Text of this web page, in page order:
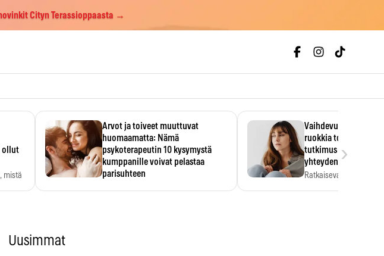
Cityn Terassioppaasta →
ollut
mistä
Arvot ja toiveet muuttuvat
huomaamatta: Nämä
psykoterapeutin 10 kysymystä
kumppanille voivat pelastaa
parisuhteen
Vaihdevuodet ja
ruokkia toisiaan –
tutkimus paljasti
yhteyden
Ratkaiseva tekijä ei
›
Uusimmat